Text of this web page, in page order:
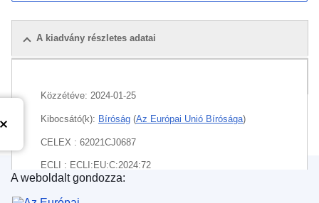
A kiadvány részletes adatai
Közzétéve: 2024-01-25
Kibocsátó(k): Bíróság (Az Európai Unió Bírósága)
CELEX : 62021CJ0687
ECLI : ECLI:EU:C:2024:72
Az Európai Unió Kiadóhivatala
A weboldalt gondozza: